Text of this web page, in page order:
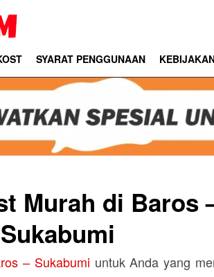
SYARAT PENGGUNAAN
Murah di Baros
Sukabumi
– Sukabumi untuk Anda yang